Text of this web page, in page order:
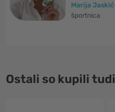
Marija Jaskić
športnica
Ostali so kupili tudi